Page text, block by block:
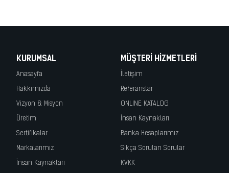
KURUMSAL
Anasayfa
Hakkımızda
Vizyon & Misyon
Üretim
Sertifikalar
Markalarımız
İnsan Kaynakları
MÜŞTERI HIZMETLERI
İletişim
Referanslar
ONLINE KATALOG
İnsan Kaynakları
Banka Hesaplarımız
Sıkça Sorulan Sorular
KVKK